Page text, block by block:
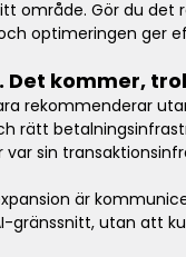
Gör du det
optimeringen ger
kommer,
rekommenderar
rätt
sin
är
gränssnitt, utan att